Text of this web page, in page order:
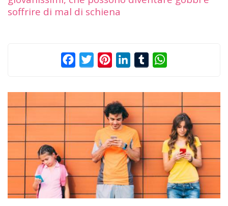
soffrire di mal di schiena
FacebookTwitterPinterestLinkedInTumblr